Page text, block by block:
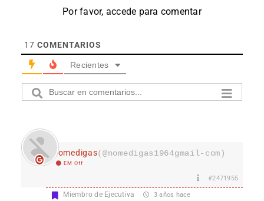
Por favor, accede para comentar
17 COMENTARIOS
Recientes
nomedigas(@nomedigas1964gmail-com)
EM Off
#2471955
Miembro de Ejecutiva 3 años hace